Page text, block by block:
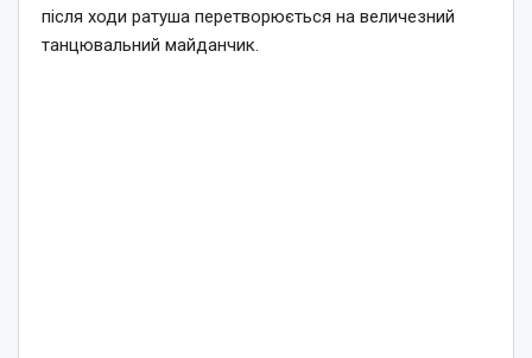
після ходи ратуша перетворюється на величезний
танцювальний майданчик.